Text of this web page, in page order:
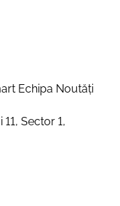
Echipa Noutăți
11, Sector 1,